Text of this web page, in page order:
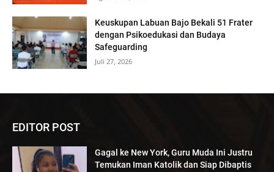
Keuskupan Labuan Bajo Bekali 51 Frater
dengan Psikoedukasi dan Budaya
Safeguarding
Juli 27, 2026
EDITOR POST
Gagal ke New York, Guru Muda Ini Justru
Temukan Iman Katolik dan Siap Dibaptis